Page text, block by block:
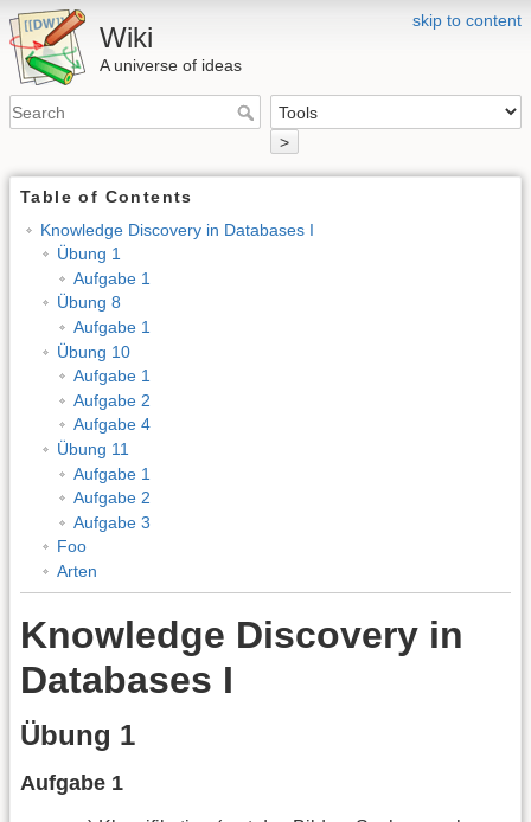
skip to content
Wiki
A universe of ideas
>
Table of Contents
Knowledge Discovery in Databases I
Übung 1
Aufgabe 1
Übung 8
Aufgabe 1
Übung 10
Aufgabe 1
Aufgabe 2
Aufgabe 4
Übung 11
Aufgabe 1
Aufgabe 2
Aufgabe 3
Foo
Arten
Knowledge Discovery in
Databases I
Übung 1
Aufgabe 1